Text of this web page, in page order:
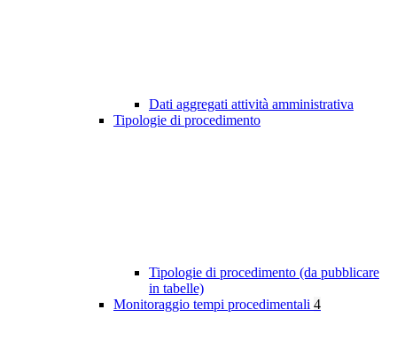
Dati aggregati attività amministrativa
Tipologie di procedimento
Tipologie di procedimento (da pubblicare
in tabelle)
Monitoraggio tempi procedimentali 4